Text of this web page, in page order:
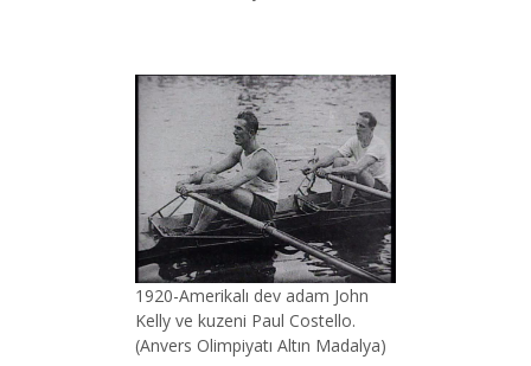
1920-Amerikalı dev adam John
Kelly ve kuzeni Paul Costello.
(Anvers Olimpiyatı Altın Madalya)